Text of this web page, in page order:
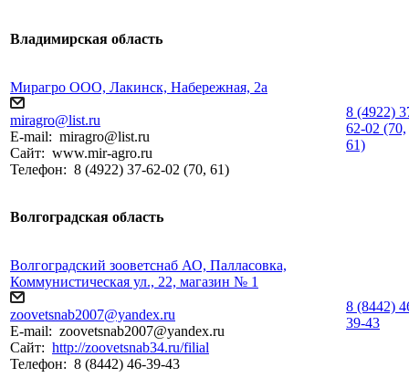
Владимирская область
Мирагро ООО, Лакинск, Набережная, 2а
miragro@list.ru
E-mail: miragro@list.ru
Сайт: www.mir-agro.ru
Телефон: 8 (4922) 37-62-02 (70, 61)
8 (4922)
62-02 (70,
61)
Волгоградская область
Волгоградский зооветснаб АО, Палласовка,
Коммунистическая ул., 22, магазин № 1
zoovetsnab2007@yandex.ru
E-mail: zoovetsnab2007@yandex.ru
Сайт: http://zoovetsnab34.ru/filial
Телефон: 8 (8442) 46-39-43
8 (8442)
39-43